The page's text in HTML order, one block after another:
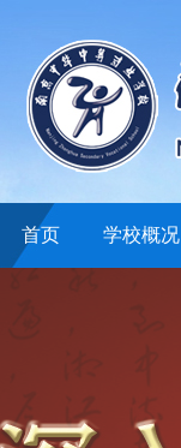
首页 学校概况